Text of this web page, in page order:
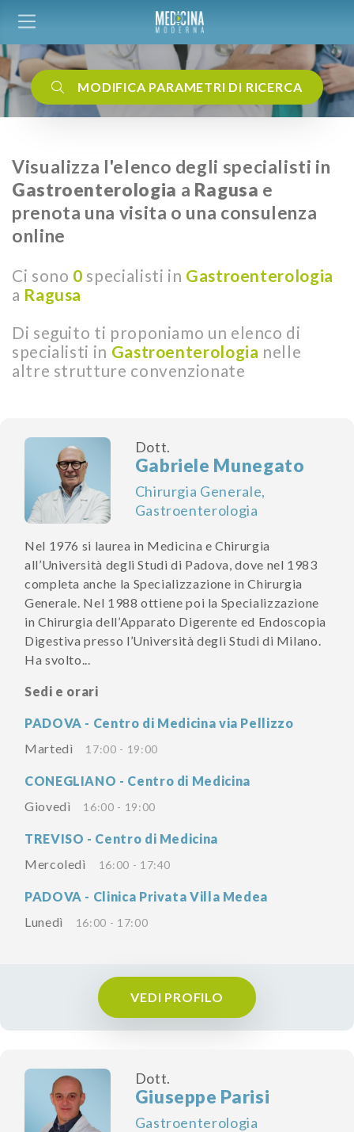
MODIFICA PARAMETRI DI RICERCA
Visualizza l'elenco degli specialisti in
Gastroenterologia a Ragusa e
prenota una visita o una consulenza
online
Ci sono 0 specialisti in Gastroenterologia
a Ragusa
Di seguito ti proponiamo un elenco di
specialisti in Gastroenterologia nelle
altre strutture convenzionate
Dott.
Gabriele Munegato
Chirurgia Generale,
Gastroenterologia
Nel 1976 si laurea in Medicina e Chirurgia
all’Università degli Studi di Padova, dove nel 1983
completa anche la Specializzazione in Chirurgia
Generale. Nel 1988 ottiene poi la Specializzazione
in Chirurgia dell’Apparato Digerente ed Endoscopia
Digestiva presso l’Università degli Studi di Milano.
Ha svolto...
Sedi e orari
PADOVA - Centro di Medicina via Pellizzo
Martedì
17:00 - 19:00
CONEGLIANO - Centro di Medicina
Giovedì
16:00 - 19:00
TREVISO - Centro di Medicina
Mercoledì
16:00 - 17:40
PADOVA - Clinica Privata Villa Medea
Lunedì
16:00 - 17:00
VEDI PROFILO
Dott.
Giuseppe Parisi
Gastroenterologia